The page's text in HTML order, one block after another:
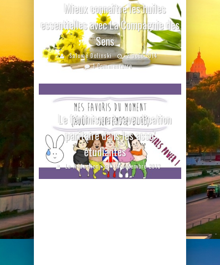
Mieux connaître les huiles
essentielles avec La Compagnie des
Sens
Salomé Dolinski
2 août 2014
1 Commentaire
Le féminisme à revendication
paritaire dans les asso’
étudiantes
La Rédaction 10 décembre 2013